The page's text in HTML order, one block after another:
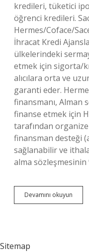
kredileri, tüketici
öğrenci kredileri.
Hermes/Coface/
İhracat Kredi
ülkelerindeki
etmek için sigorta/
alıcılara orta ve
garanti eder.
finansmanı, Alman
finanse etmek için
tarafından
finansman desteği
sağlanabilir ve
alma sözleşmesinin
Devamını okuyun
Sitemap